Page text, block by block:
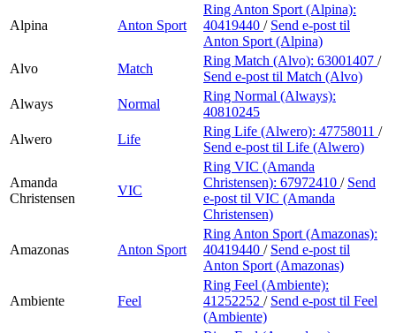
Alpina Anton Sport
Ring Anton Sport (Alpina):
40419440 / Send e-post til
Anton Sport (Alpina)
Alvo
Match
Ring Match (Alvo): 63001407 /
Send e-post til Match (Alvo)
Always
Normal
Ring Normal (Always):
40810245
Alwero
Life
Ring Life (Alwero): 47758011 /
Send e-post til Life (Alwero)
Amanda
Christensen
VIC
Ring VIC (Amanda
Christensen): 67972410 / Send
e-post til VIC (Amanda
Christensen)
Amazonas Anton Sport
Ring Anton Sport (Amazonas):
40419440 / Send e-post til
Anton Sport (Amazonas)
Ambiente Feel
Ring Feel (Ambiente):
41252252 / Send e-post til Feel
(Ambiente)